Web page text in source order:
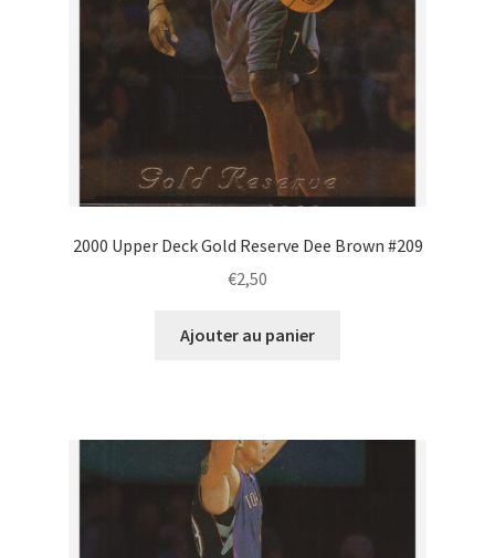
2000 Upper Deck Gold Reserve Dee Brown #209
€2,50
Ajouter au panier